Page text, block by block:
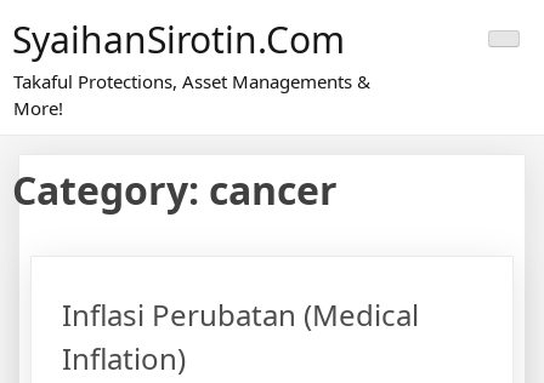
SyaihanSirotin.com
Takaful Protections, Asset Managements &
More!
Category: cancer
Inflasi Perubatan (Medical
Inflation)